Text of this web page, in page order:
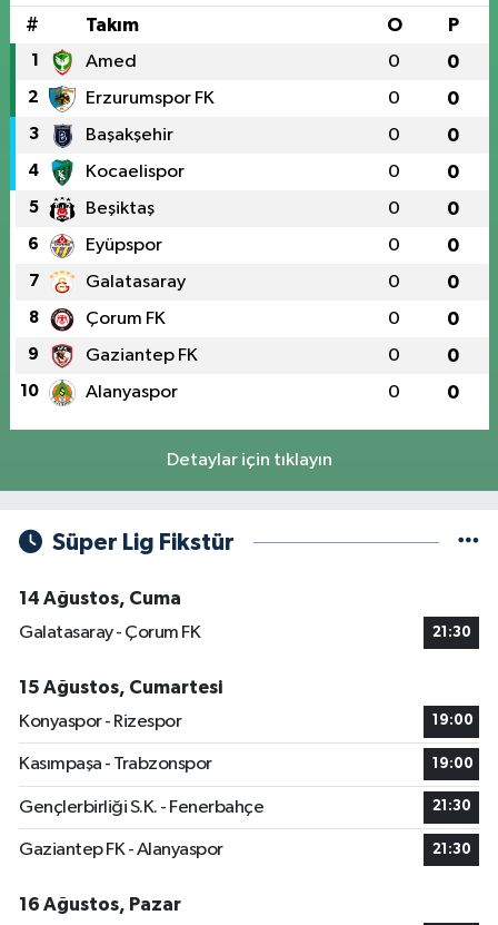
# Takım O P
1 Amed 0 0
2 Erzurumspor FK 0 0
3 Başakşehir 0 0
4 Kocaelispor 0 0
5 Beşiktaş 0 0
6 Eyüpspor 0 0
7 Galatasaray 0 0
8 Çorum FK 0 0
9 Gaziantep FK 0 0
10 Alanyaspor 0 0
Detaylar için tıklayın
Süper Lig Fikstür
14 Ağustos, Cuma
Galatasaray - Çorum FK
21:30
15 Ağustos, Cumartesi
Konyaspor - Rizespor
19:00
Kasımpaşa - Trabzonspor 19:00
Gençlerbirliği S.K. - Fenerbahçe 21:30
Gaziantep FK - Alanyaspor 21:30
16 Ağustos, Pazar